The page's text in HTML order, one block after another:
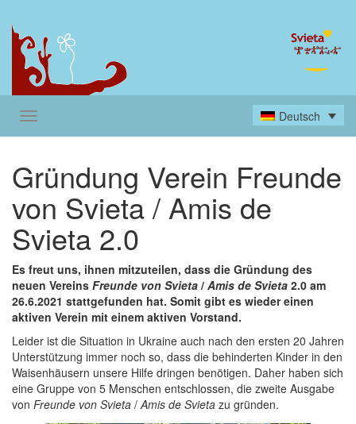
Deutsch
Gründung Verein Freunde
von Svieta / Amis de
Svieta 2.0
Es freut uns, ihnen mitzuteilen, dass die Gründung des
neuen Vereins Freunde von Svieta / Amis de Svieta 2.0 am
26.6.2021 stattgefunden hat. Somit gibt es wieder einen
aktiven Verein mit einem aktiven Vorstand.
Leider ist die Situation in Ukraine auch nach den ersten 20 Jahren
Unterstützung immer noch so, dass die behinderten Kinder in den
Waisenhäusern unsere Hilfe dringen benötigen. Daher haben sich
eine Gruppe von 5 Menschen entschlossen, die zweite Ausgabe
von Freunde von Svieta /Amis de Svieta zu gründen.